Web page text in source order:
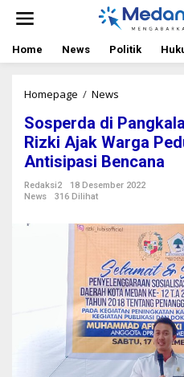
t
Home News Politik
Homepage / News
s
p
e
r
d
i
n
g
k
a
l
a
n
M
Sosperda di
Rizki Ajak Warga
Antisipasi Bencana
Redaksi2
18 Desember 2022
News
316 Dilihat